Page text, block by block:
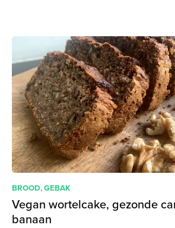
BROOD,GEBAK
Vegan wortelcake, gezonde
banaan